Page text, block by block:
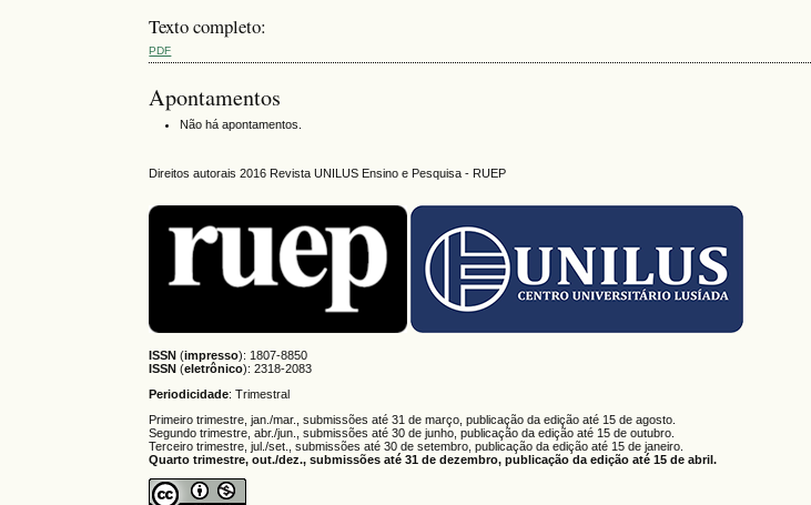
Texto completo:
PDF
Apontamentos
Não há apontamentos.
Direitos autorais 2016 Revista UNILUS Ensino e Pesquisa - RUEP
ISSN (impresso): 1807-8850
ISSN (eletrônico):2318-2083
Periodicidade: Trimestral
Primeiro trimestre, jan./mar., submissões até 31 de março, publicação da edição até 15 de agosto.
Segundo trimestre, abr./jun., submissões até 30 de junho, publicação da edição até 15 de outubro.
Terceiro trimestre, jul./set., submissões até 30 de setembro, publicação da edição até 15 de janeiro.
Quarto trimestre, out./dez., submissões até 31 de dezembro, publicação da edição até 15 de abril.